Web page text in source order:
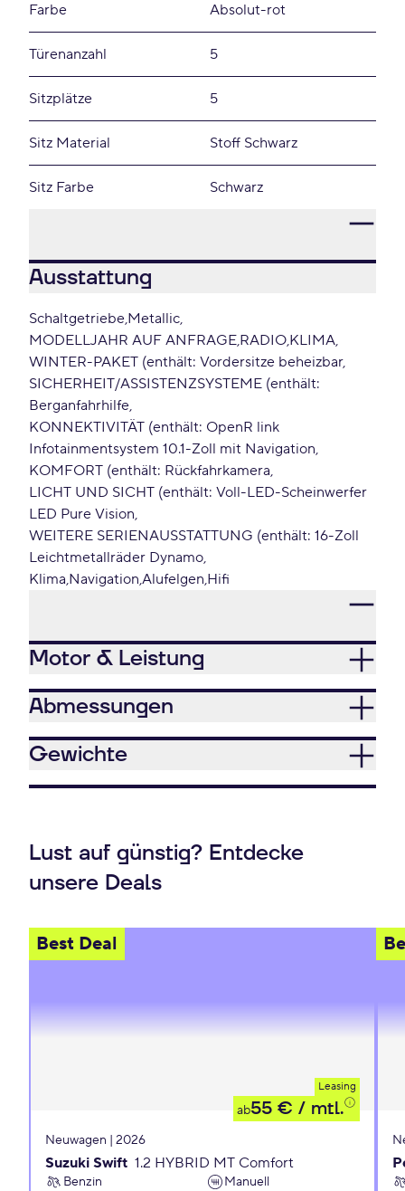
Farbe Absolut-rot
Türenanzahl 5
Sitzplätze 5
Sitz Material Stoff Schwarz
Sitz Farbe Schwarz
Ausstattung
Schaltgetriebe Metallic
MODELLJAHR AUF ANFRAGE RADIO KLIMA
WINTER-PAKET (enthält: Vordersitze beheizbar
SICHERHEIT/ASSISTENZSYSTEME (enthält:
Berganfahrhilfe
KONNEKTIVITÄT (enthält: OpenR link
Infotainmentsystem 10.1-Zoll mit Navigation
KOMFORT (enthält: Rückfahrkamera
LICHT UND SICHT (enthält: Voll-LED-Scheinwerfer
LED Pure Vision
WEITERE SERIENAUSSTATTUNG (enthält: 16-Zoll
Leichtmetallräder Dynamo
Klima Navigation Alufelgen Hifi
Motor & Leistung
Abmessungen
Gewichte
Lust auf günstig? Entdecke
unsere Deals
Best Deal
Leasing
ab55 € / mtl.
Neuwagen | 2026
Suzuki Swift 1.2 HYBRID MT Comfort
Benzin
Manuell